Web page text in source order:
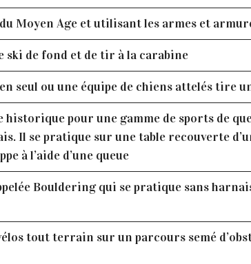
Moyen Age et utilisant les armes et
ski de fond et de tir à la carabine
seul ou une équipe de chiens attelés tire
pour une gamme de sports de
Il se pratique sur une table recouverte
à l’aide d’une queue
Bouldering qui se pratique sans
tout terrain sur un parcours semé